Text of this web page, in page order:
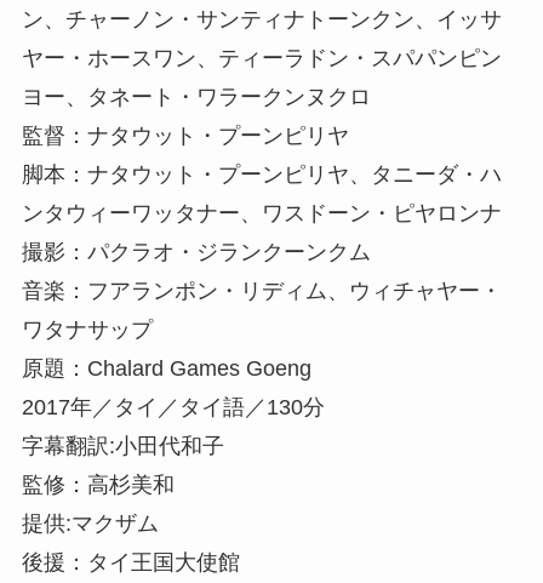
ン、チャーノン・サンティナトーンクン、イッサ
ヤー・ホースワン、ティーラドン・スパパンピン
ヨー、タネート・ワラークンヌクロ
監督：ナタウット・プーンピリヤ
脚本：ナタウット・プーンピリヤ、タニーダ・ハ
ンタウィーワッタナー、ワスドーン・ピヤロンナ
撮影：パクラオ・ジランクーンクム
音楽：フアランポン・リディム、ウィチャヤー・
ワタナサップ
原題：Chalard Games Goeng
2017年／タイ／タイ語／130分
字幕翻訳:小田代和子
監修：高杉美和
提供:マクザム
後援：タイ王国大使館